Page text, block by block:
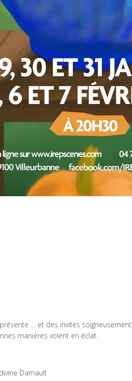
… et des invités soigneusement
manières volent en éclat.
Darnault